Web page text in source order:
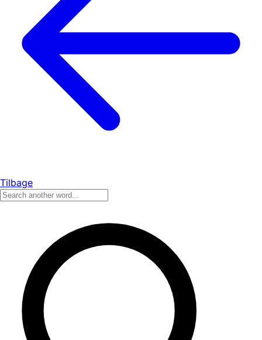
Tilbage